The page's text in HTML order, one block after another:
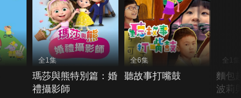
全1集
瑪莎與熊特別篇：婚
禮攝影師
全6集
聽故事打嘴鼓
全1集
麵包
波莉